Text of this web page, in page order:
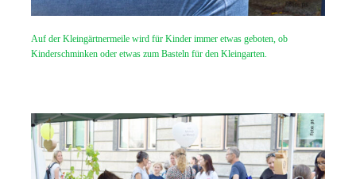
Auf der Kleingärtnermeile wird für Kinder immer etwas geboten, ob
Kinderschminken oder etwas zum Basteln für den Kleingarten.